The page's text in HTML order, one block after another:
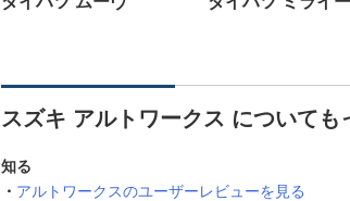
スズキ アルトワークス についても
知る
アルトワークスのユーザーレビューを見る